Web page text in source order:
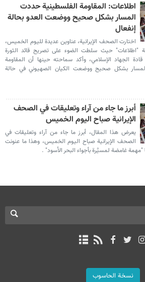
اطلاعات: المقاومة الفلسطينية حددت
المسار بشكل صحيح ووضعت العدو بحالة
إنفعال
اختارت الصحف الإيرانية، عناوين عديدة لليوم الخميس،
"اطلاعات" حيث سلطت الضوء على تصريح قائد الثورة
قادة الجهاد الإسلامي، وأكد سماحته حينها أن المقاومة
بشكل صحيح ووضعت الكيان الصهيوني في حالة
أبرز ما جاء من آراء وتعليقات في الصحف
الإيرانية صباح اليوم الخميس
يعرض هذا المقال، أبرز ما جاء من آراء وتعليقات في
الصحف الإيرانية صباح اليوم الخميس، وهذا ما عنونت
"مهمة غامضة لمسيَّرة بأجواء البحر الأسود" .
نسخة الحاسوب